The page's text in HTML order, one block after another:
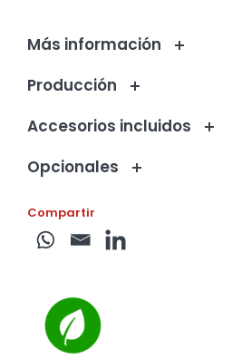
Más información
Producción
Accesorios incluidos
Opcionales
Compartir